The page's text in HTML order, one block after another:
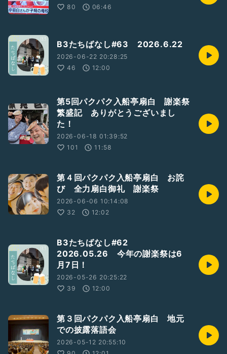
80
06:46
B3たちばなし#63 2026.6.22
2026-06-22 20:28:25
46
12:00
第5回パクパク入船亭扇白 謝楽祭
繁盛記 ありがとうございまし
た！
2026-06-18 01:39:52
101
11:58
第４回パクパク入船亭扇白 お詫
び 全力扇白御礼 謝楽祭
2026-06-06 10:14:08
32
12:02
B3たちばなし#62
2026.05.26 今年の謝楽祭は6
月7日！
2026-05-26 20:25:22
39
12:00
第３回パクパク入船亭扇白 地元
での披露落語会
2026-05-12 20:55:10